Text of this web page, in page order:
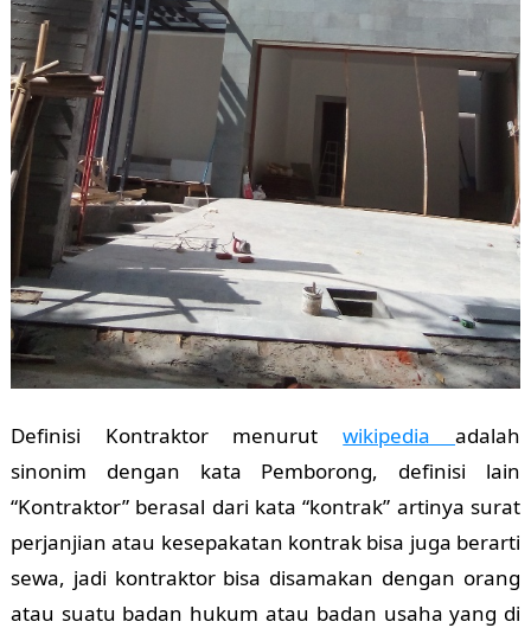
Definisi Kontraktor menurutwikipediaadalah
sinonim dengan kata Pemborong, definisi lain
“Kontraktor” berasal dari kata “kontrak” artinya surat
perjanjian atau kesepakatan kontrak bisa juga berarti
sewa, jadi kontraktor bisa disamakan dengan orang
atau suatu badan hukum atau badan usaha yang di